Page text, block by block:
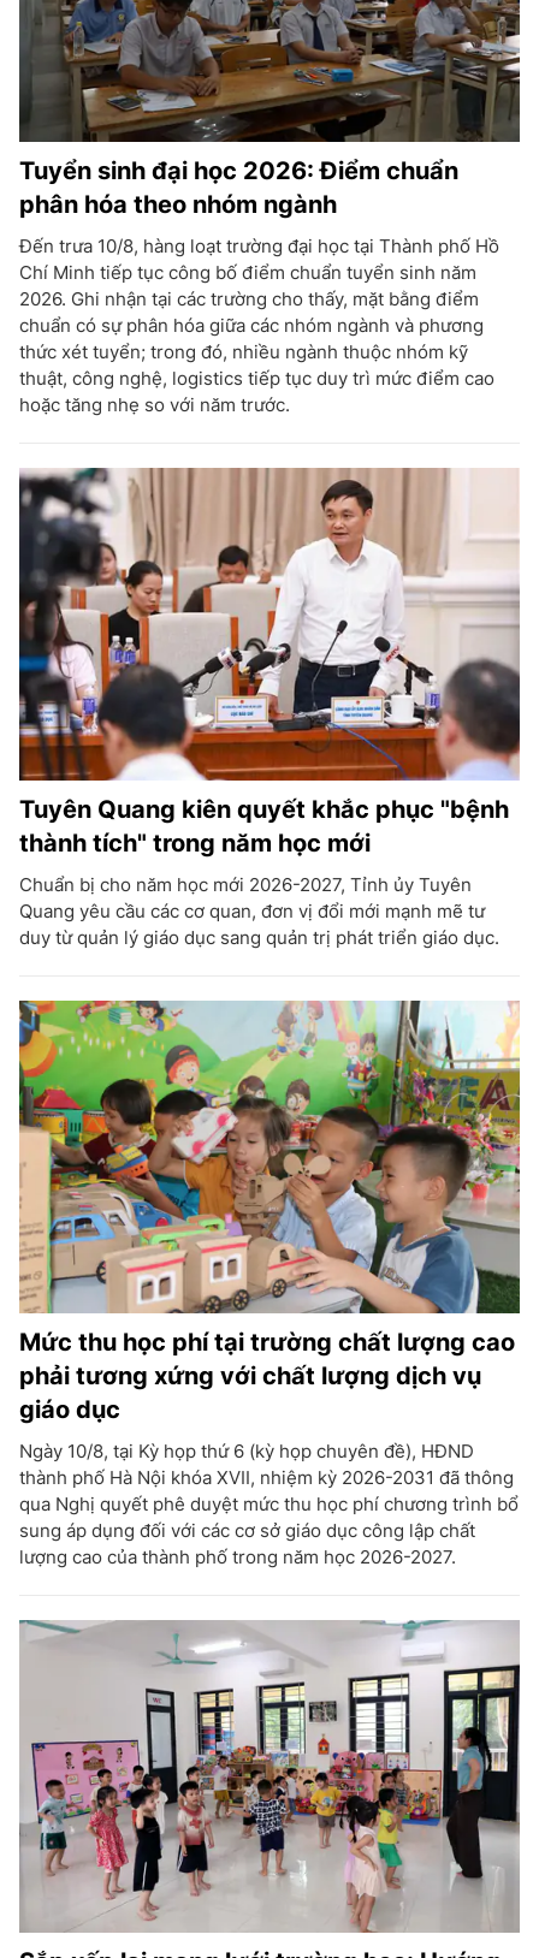
Tuyển sinh đại học 2026: Điểm chuẩn
phân hóa theo nhóm ngành
Đến trưa 10/8, hàng loạt trường đại học tại Thành phố Hồ
Chí Minh tiếp tục công bố điểm chuẩn tuyển sinh năm
2026. Ghi nhận tại các trường cho thấy, mặt bằng điểm
chuẩn có sự phân hóa giữa các nhóm ngành và phương
thức xét tuyển; trong đó, nhiều ngành thuộc nhóm kỹ
thuật, công nghệ, logistics tiếp tục duy trì mức điểm cao
hoặc tăng nhẹ so với năm trước.
Tuyên Quang kiên quyết khắc phục "bệnh
thành tích" trong năm học mới
Chuẩn bị cho năm học mới 2026-2027, Tỉnh ủy Tuyên
Quang yêu cầu các cơ quan, đơn vị đổi mới mạnh mẽ tư
duy từ quản lý giáo dục sang quản trị phát triển giáo dục.
Mức thu học phí tại trường chất lượng cao
phải tương xứng với chất lượng dịch vụ
giáo dục
Ngày 10/8, tại Kỳ họp thứ 6 (kỳ họp chuyên đề), HĐND
thành phố Hà Nội khóa XVII, nhiệm kỳ 2026-2031 đã thông
qua Nghị quyết phê duyệt mức thu học phí chương trình bổ
sung áp dụng đối với các cơ sở giáo dục công lập chất
lượng cao của thành phố trong năm học 2026-2027.